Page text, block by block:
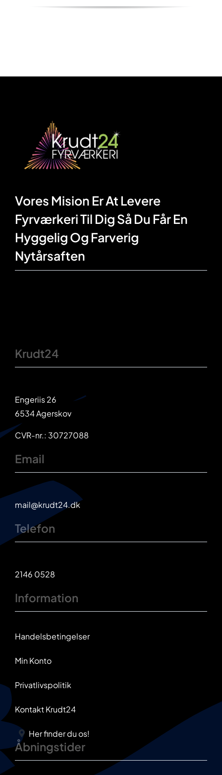
Vores Mision Er At Levere
Fyrværkeri Til Dig Så Du Får En
Hyggelig Og Farverig
Nytårsaften
Krudt24
Engeriis 26
6534 Agerskov
CVR-nr.: 30727088
Email
mail@krudt24.dk
Telefon
2146 0528
Information
Handelsbetingelser
Min Konto
Privatlivspolitik
Kontakt Krudt24
Her finder du os!
Åbningstider